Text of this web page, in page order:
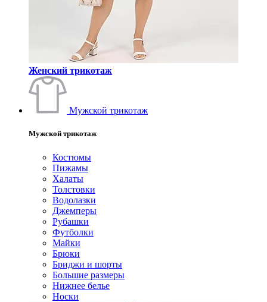
Женский трикотаж
Мужской трикотаж
Мужской трикотаж
Костюмы
Пижамы
Халаты
Толстовки
Водолазки
Джемперы
Рубашки
Футболки
Майки
Брюки
Бриджи и шорты
Большие размеры
Нижнее белье
Носки